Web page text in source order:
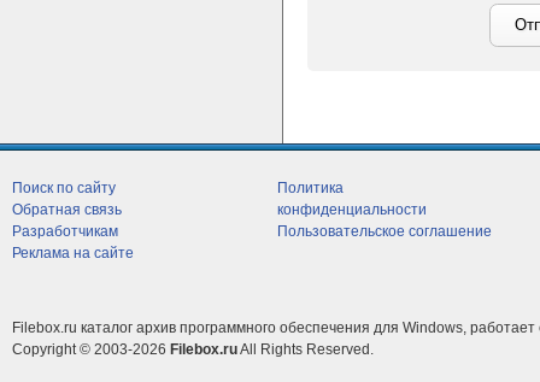
Поиск по сайту
Обратная связь
Разработчикам
Реклама на сайте
Политика
конфиденциальности
Пользовательское соглашение
Filebox.ru каталог архив программного обеспечения для Windows, работает
Copyright © 2003-2026 Filebox.ruAll Rights Reserved.